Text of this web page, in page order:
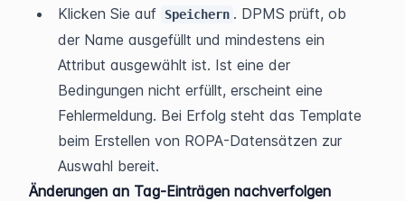
Klicken Sie auf
Speichern . DPMS prüft, ob
der Name ausgefüllt und mindestens ein
Attribut ausgewählt ist. Ist eine der
Bedingungen nicht erfüllt, erscheint eine
Fehlermeldung. Bei Erfolg steht das Template
beim Erstellen von ROPA-Datensätzen zur
Auswahl bereit.
Änderungen an Tag-Einträgen nachverfolgen